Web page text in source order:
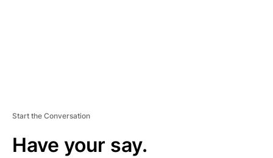
Start the Conversation
Have your say.